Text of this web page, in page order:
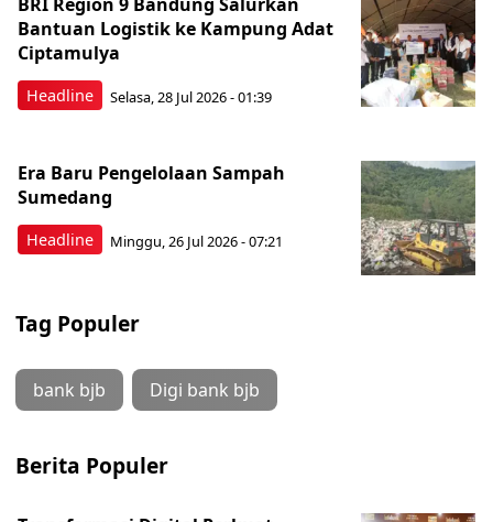
Headline
Bantuan Logistik ke Kampung Adat
Ciptamulya
Selasa, 28 Jul 2026 - 01:39
Headline
Era Baru Pengelolaan Sampah
Sumedang
Minggu, 26 Jul 2026 - 07:21
Tag Populer
bank bjb Digi bank bjb
Berita Populer